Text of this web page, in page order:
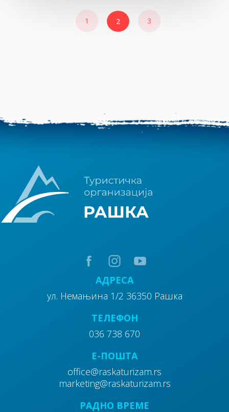
1 2 3
АДРЕСА
ул. Немањина 1/2 36350 Рашка
ТЕЛЕФОН
036 738 670
E-ПОШТА
office@raskaturizam.rs
marketing@raskaturizam.rs
РАДНО ВРЕМЕ